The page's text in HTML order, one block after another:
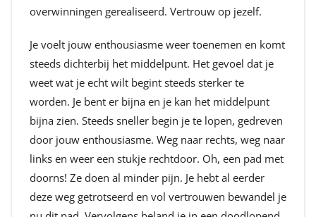
overwinningen gerealiseerd. Vertrouw op jezelf.
Je voelt jouw enthousiasme weer toenemen en komt
steeds dichterbij het middelpunt. Het gevoel dat je
weet wat je echt wilt begint steeds sterker te
worden. Je bent er bijna en je kan het middelpunt
bijna zien. Steeds sneller begin je te lopen, gedreven
door jouw enthousiasme. Weg naar rechts, weg naar
links en weer een stukje rechtdoor. Oh, een pad met
doorns! Ze doen al minder pijn. Je hebt al eerder
deze weg getrotseerd en vol vertrouwen bewandel je